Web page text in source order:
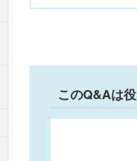
このQ&Aは